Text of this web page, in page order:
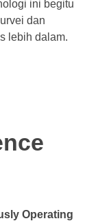
ini begitu
dan
lebih dalam.
Operating